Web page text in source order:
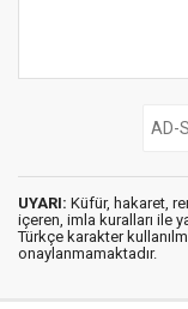
UYARI: Küfür, hakaret,
içeren, imla kuralları ile
Türkçe karakter
onaylanmamaktadır.